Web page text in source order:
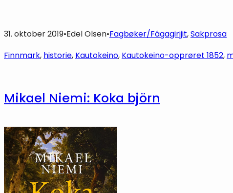
31. oktober 2019•Edel Olsen•Fagbøker/Fágagirjjit, Sakprosa
Finnmark, historie, Kautokeino, Kautokeino-opprøret 1852,
Mikael Niemi: Koka björn